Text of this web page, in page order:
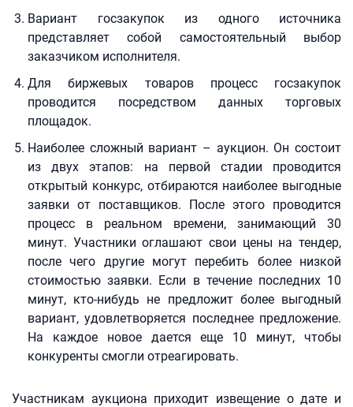
Вариант госзакупок из одного источника
представляет собой самостоятельный выбор
заказчиком исполнителя.
Для биржевых товаров процесс госзакупок
проводится посредством данных торговых
площадок.
Наиболее сложный вариант – аукцион. Он состоит
из двух этапов: на первой стадии проводится
открытый конкурс, отбираются наиболее выгодные
заявки от поставщиков. После этого проводится
процесс в реальном времени, занимающий 30
минут. Участники оглашают свои цены на тендер,
после чего другие могут перебить более низкой
стоимостью заявки. Если в течение последних 10
минут, кто-нибудь не предложит более выгодный
вариант, удовлетворяется последнее предложение.
На каждое новое дается еще 10 минут, чтобы
конкуренты смогли отреагировать.
Участникам аукциона приходит извещение о дате и